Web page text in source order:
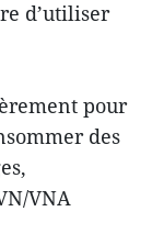
d’utiliser
pour
des
VNA